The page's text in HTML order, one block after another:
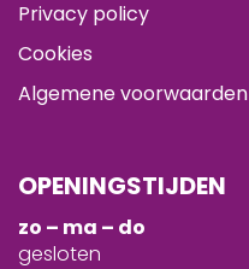
Privacy policy
Cookies
Algemene voorwaarden
OPENINGSTIJDEN
zo – ma – do
gesloten